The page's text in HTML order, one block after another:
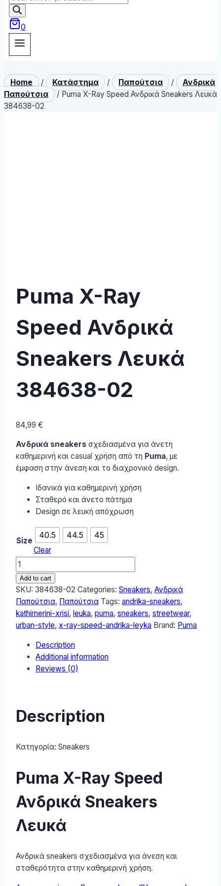
search
0
Home / Κατάστημα / Παπούτσια /
Ανδρικά
Παπούτσια
/ Puma X-Ray Speed Ανδρικά Sneakers Λευκά
384638-02
Puma X-Ray
Speed Ανδρικά
Sneakers Λευκά
384638-02
84,99 €
Ανδρικά sneakers σχεδιασμένα για άνετη
καθημερινή και casual χρήση από τη Puma, με
έμφαση στην άνεση και το διαχρονικό design.
Ιδανικά για καθημερινή χρήση
Σταθερό και άνετο πάτημα
Design σε λευκή απόχρωση
Size
40.5 44.5 45
Clear
Puma
X-
Ray
Speed
Ανδρικά
Sneakers
384638-
quantity
Add to cart
SKU: 384638-02 Categories: Sneakers, Ανδρικά
Παπούτσια, Παπούτσια Tags: andrika-sneakers,
kathimerini-xrisi, leuka, puma, sneakers, streetwear,
urban-style, x-ray-speed-andrika-leyka Brand: Puma
Description
Additional information
Reviews (0)
Description
Κατηγορία: Sneakers
Puma X-Ray Speed
Ανδρικά Sneakers
Λευκά
Ανδρικά sneakers σχεδιασμένα για άνεση και
σταθερότητα στην καθημερινή χρήση.